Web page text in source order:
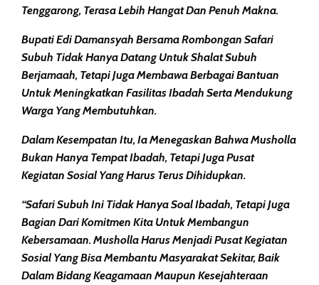
Tenggarong, Terasa Lebih Hangat Dan Penuh Makna.
Bupati Edi Damansyah Bersama Rombongan Safari
Subuh Tidak Hanya Datang Untuk Shalat Subuh
Berjamaah, Tetapi Juga Membawa Berbagai Bantuan
Untuk Meningkatkan Fasilitas Ibadah Serta Mendukung
Warga Yang Membutuhkan.
Dalam Kesempatan Itu, Ia Menegaskan Bahwa Musholla
Bukan Hanya Tempat Ibadah, Tetapi Juga Pusat
Kegiatan Sosial Yang Harus Terus Dihidupkan.
“Safari Subuh Ini Tidak Hanya Soal Ibadah, Tetapi Juga
Bagian Dari Komitmen Kita Untuk Membangun
Kebersamaan. Musholla Harus Menjadi Pusat Kegiatan
Sosial Yang Bisa Membantu Masyarakat Sekitar, Baik
Dalam Bidang Keagamaan Maupun Kesejahteraan